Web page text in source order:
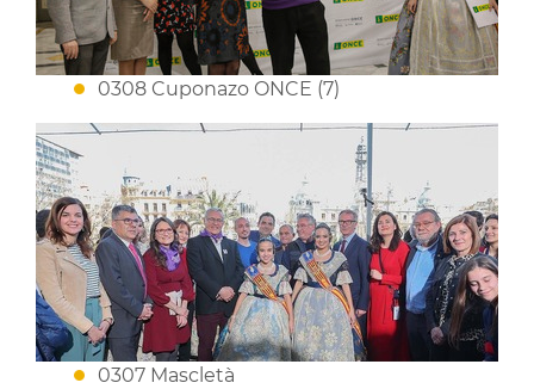
0308 Cuponazo ONCE (7)
0307 Mascletà